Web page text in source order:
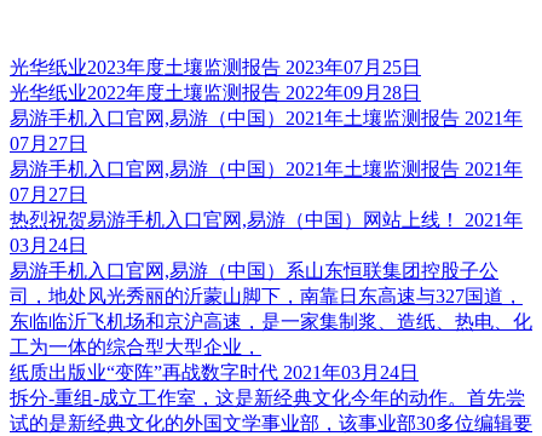
光华纸业2023年度土壤监测报告 2023年07月25日
光华纸业2022年度土壤监测报告 2022年09月28日
易游手机入口官网,易游（中国）2021年土壤监测报告 2021年
07月27日
易游手机入口官网,易游（中国）2021年土壤监测报告 2021年
07月27日
热烈祝贺易游手机入口官网,易游（中国）网站上线！
2021年
03月24日
易游手机入口官网,易游（中国）系山东恒联集团控股子公
司，地处风光秀丽的沂蒙山脚下，南靠日东高速与327国道，
东临临沂飞机场和京沪高速，是一家集制浆、造纸、热电、化
工为一体的综合型大型企业，
纸质出版业“变阵”再战数字时代 2021年03月24日
拆分-重组-成立工作室，这是新经典文化今年的动作。首先尝
试的是新经典文化的外国文学事业部，该事业部30多位编辑要